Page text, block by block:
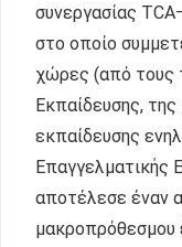
συνεργασίας
στο οποίο
χώρες (από τους
Εκπαίδευσης,
εκπαίδευσης
Επαγγελματικής
αποτέλεσε έναν
μακροπρόθεσμου